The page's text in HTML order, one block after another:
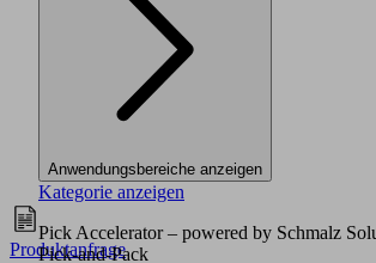
Anwendungsbereiche anzeigen
Kategorie anzeigen
Produktanfrage
Pick Accelerator – powered by Schmalz
Pick-and-Pack